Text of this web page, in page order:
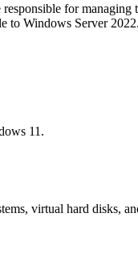
for
to Windows Server 2022.
11.
virtual hard disks,